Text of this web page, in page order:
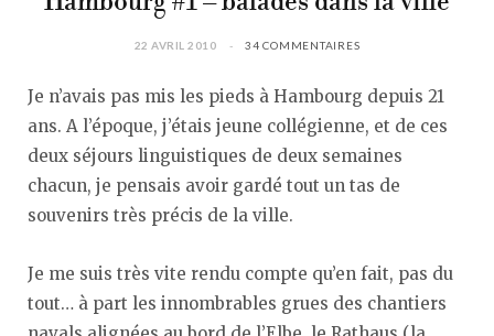
22 AVRIL 2010 34 COMMENTAIRES
Je n’avais pas mis les pieds à Hambourg depuis 21
ans. A l’époque, j’étais jeune collégienne, et de ces
deux séjours linguistiques de deux semaines
chacun, je pensais avoir gardé tout un tas de
souvenirs très précis de la ville.
Je me suis très vite rendu compte qu’en fait, pas du
tout… à part les innombrables grues des chantiers